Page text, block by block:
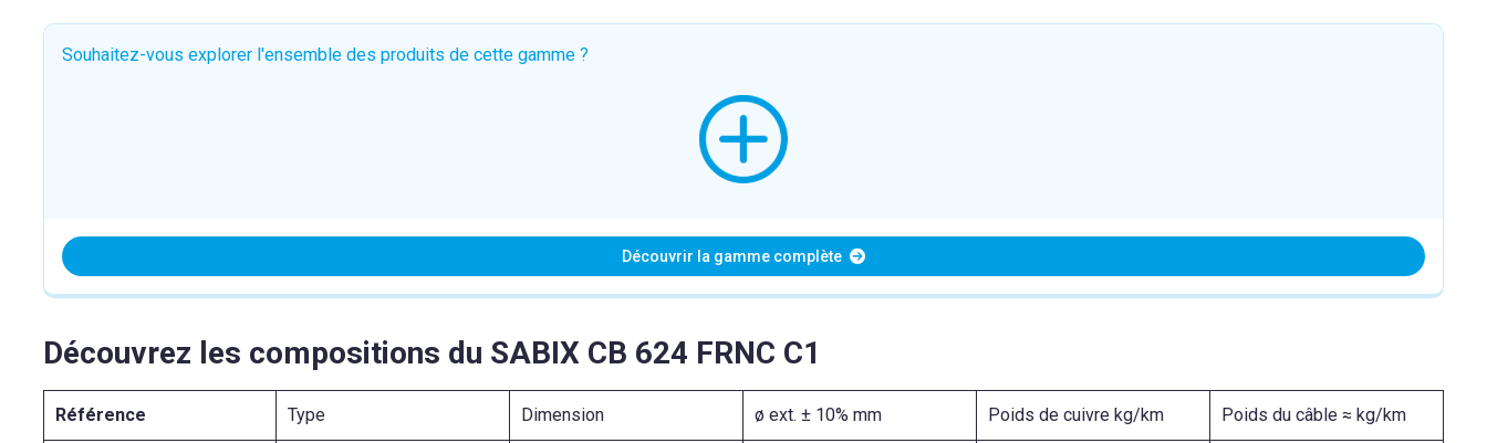
Souhaitez-vous explorer l'ensemble des produits de cette gamme ?
Découvrir la gamme complète
Découvrez les compositions du SABIX CB 624 FRNC C1
Référence Type Dimension ø ext. ± 10% mm Poids de cuivre kg/km Poids du câble ≈ kg/km